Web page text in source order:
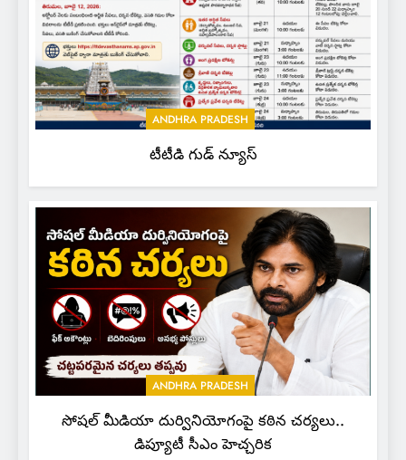
ANDHRA PRADESH
టీటీడి గుడ్ న్యూస్
ANDHRA PRADESH
సోషల్ మీడియా దుర్వినియోగంపై కఠిన చర్యలు..
డిప్యూటీ సీఎం హెచ్చరిక